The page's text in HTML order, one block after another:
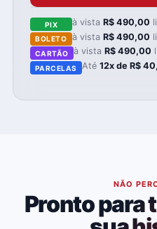
PIX à vistaR$ 490,00
BOLETO à vistaR$ 490,00
CARTÃO à vista R$ 490,00
PARCELAS Até12x de R$
NÃO
Pronto para